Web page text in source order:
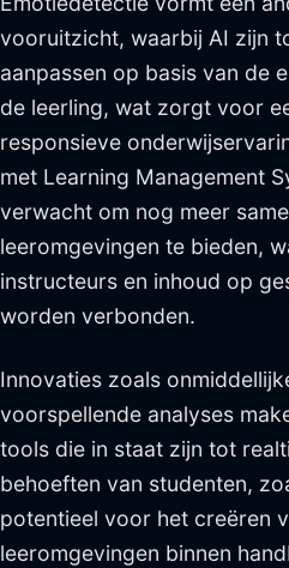
vooruitzicht, waarbij AI zijn
aanpassen op basis van de
de leerling, wat zorgt voor
responsieve
met Learning Management
verwacht om nog meer
leeromgevingen te bieden,
instructeurs en inhoud op
worden verbonden.
Innovaties zoals
voorspellende analyses
tools die in staat zijn tot
behoeften van studenten,
potentieel voor het creëren
leeromgevingen binnen